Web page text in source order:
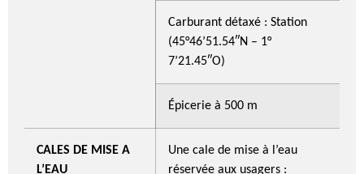
Carburant détaxé : Station
(45°46’51.54″N – 1°
7’21.45″O)
Épicerie à 500 m
CALES DE MISE A
L’EAU
Une cale de mise à l’eau
réservée aux usagers :